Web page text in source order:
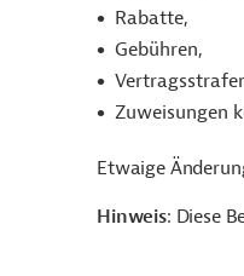
Rabatte,
Gebühren,
Zuweisungen
Etwaige
Hinweis: Diese